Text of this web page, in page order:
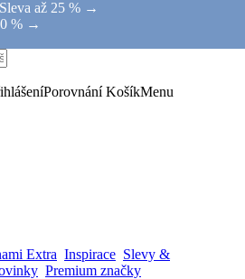
Sleva až 25 % →
% →
Porovnání KošíkMenu
Extra Inspirace Slevy &
Premium značky